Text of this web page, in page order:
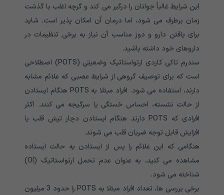
این شرایط غالباً جوانان را درگیر می کند و گرچه اغلب با گذشت
زمان برطرف می شود، اما درمان آن امکان پذیر است. شاید
برای یافتن دارو و دوز مناسب آن نیاز به برخی تنظیمات در
داروهای خود داشته باشید.
سندرم تاکی کاردی ارتواستاتیک وضعیتی (POTS)
اصطلاحی
است که برای توصیف گروهی از شرایط عصبی که علائم مشابه
دارند، استفاده می شود. افراد مبتلا به
هنگام ایستادن
از حالت نشسته، احساس خستگی یا سرگیجه می کنند. اکثر
افرادی که POTS
دارند هنگام ایستادن دچار تپش قلب یا
افزایش قابل توجه ضربان قلب می شوند.
هنگامی که این علائم را پس از ایستادن به حالت ایستاده
مشاهده می کنید، به عنوان عدم تحمل ارتواستاتیک (OI)
شناخته می شود.
برخی بررسی ها، تعداد افراد مبتلا به
حدود 3 میلیون